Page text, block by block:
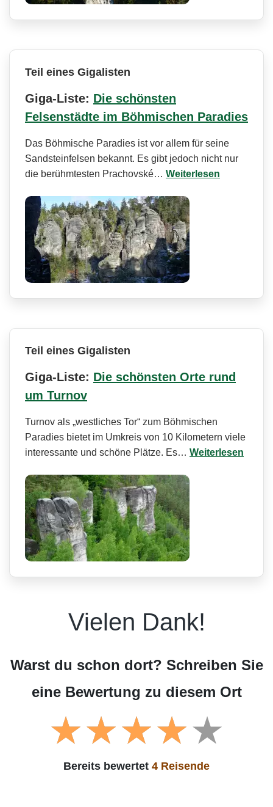
Teil eines Gigalisten
Giga-Liste: Die schönsten
Felsenstädte im Böhmischen Paradies
Das Böhmische Paradies ist vor allem für seine
Sandsteinfelsen bekannt. Es gibt jedoch nicht nur
die berühmtesten Prachovské… Weiterlesen
Teil eines Gigalisten
Giga-Liste: Die schönsten Orte rund
um Turnov
Turnov als „westliches Tor“ zum Böhmischen
Paradies bietet im Umkreis von 10 Kilometern viele
interessante und schöne Plätze. Es… Weiterlesen
Vielen Dank!
Warst du schon dort? Schreiben Sie
eine Bewertung zu diesem Ort
Bereits bewertet 4 Reisende